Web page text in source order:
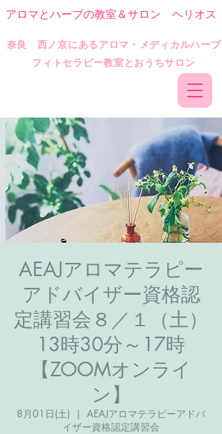
​奈良 西ノ京にあるアロマ・メディカルハーブ
フィトセラピー教室とおうちサロン
アロマとハーブの教室＆サロン ヘリオス
AEAJアロマテラピー
アドバイザー資格認
定講習会８／１（土）
13時30分～17時
【ZOOMオンライ
ン】
8月01日(土)
  |
AEAJアロマテラピーアドバ
イザー資格認定講習会